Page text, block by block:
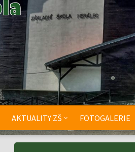
AKTUALITY ZŠ FOTOGALERIE